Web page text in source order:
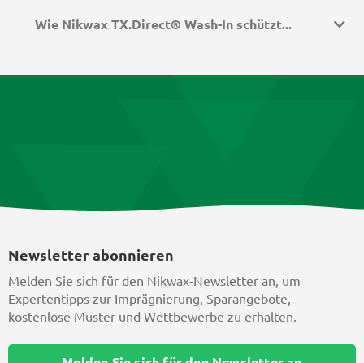
Wie Nikwax TX.Direct® Wash-In schützt...
Newsletter abonnieren
Melden Sie sich für den Nikwax-Newsletter an, um
Expertentipps zur Imprägnierung, Sparangebote,
kostenlose Muster und Wettbewerbe zu erhalten.